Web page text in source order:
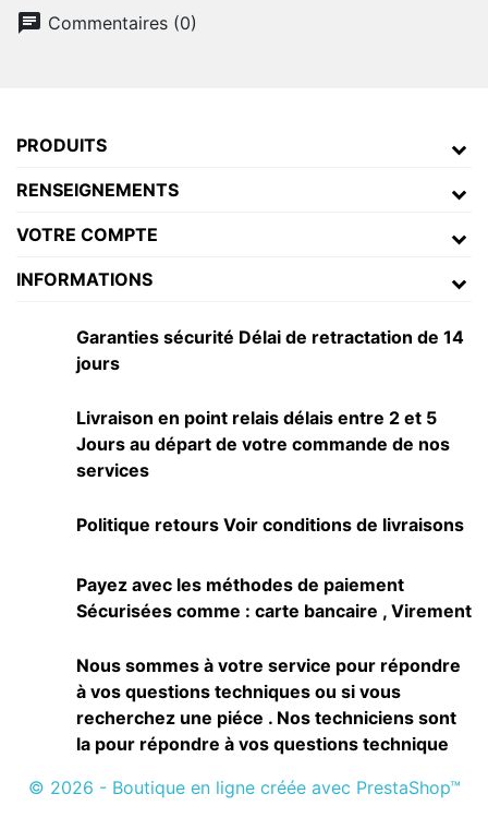
chat Commentaires (0)
PRODUITS
RENSEIGNEMENTS
VOTRE COMPTE
INFORMATIONS
Garanties sécurité Délai de retractation de 14
jours
Livraison en point relais délais entre 2 et 5
Jours au départ de votre commande de nos
services
Politique retours Voir conditions de livraisons
Payez avec les méthodes de paiement
Sécurisées comme : carte bancaire , Virement
Nous sommes à votre service pour répondre
à vos questions techniques ou si vous
recherchez une piéce . Nos techniciens sont
la pour répondre à vos questions technique
© 2026 - Boutique en ligne créée avec PrestaShop™